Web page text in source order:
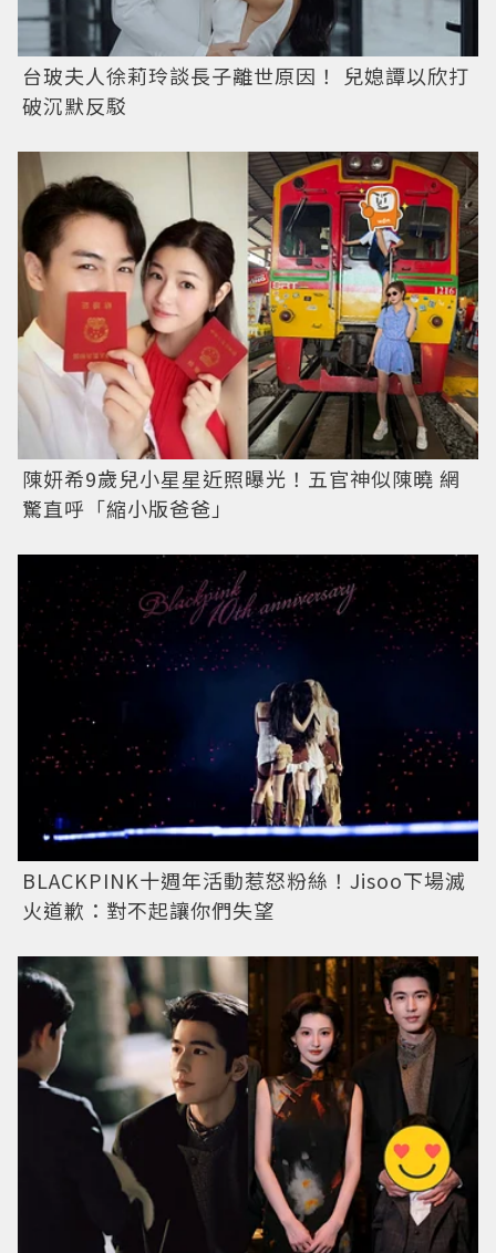
台玻夫人徐莉玲談長子離世原因！ 兒媳譚以欣打
破沉默反駁
陳妍希9歲兒小星星近照曝光！五官神似陳曉 網
驚直呼「縮小版爸爸」
BLACKPINK十週年活動惹怒粉絲！Jisoo下場滅
火道歉：對不起讓你們失望